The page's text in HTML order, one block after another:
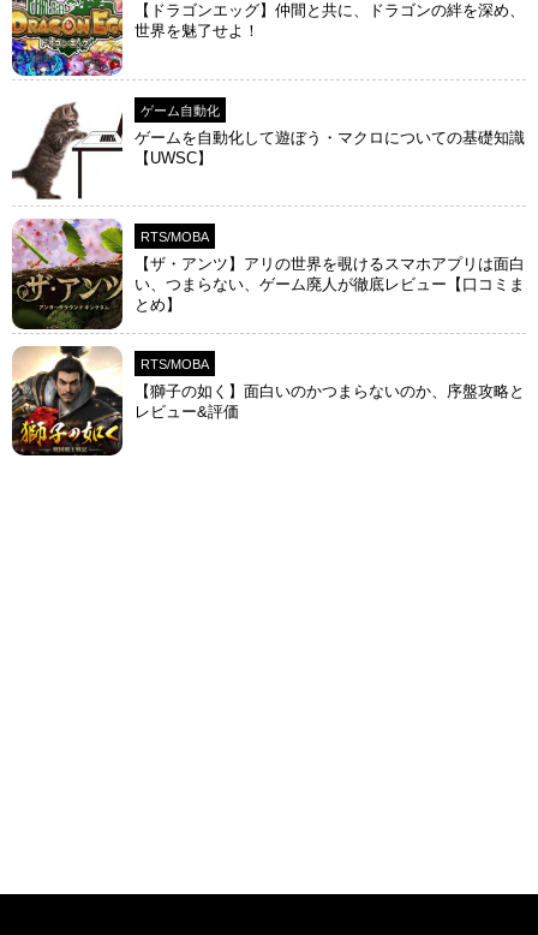
【ドラゴンエッグ】仲間と共に、ドラゴンの絆を深め、
世界を魅了せよ！
ゲーム自動化
ゲームを自動化して遊ぼう・マクロについての基礎知識
【UWSC】
RTS/MOBA
【ザ・アンツ】アリの世界を覗けるスマホアプリは面白
い、つまらない、ゲーム廃人が徹底レビュー【口コミま
とめ】
RTS/MOBA
【獅子の如く】面白いのかつまらないのか、序盤攻略と
レビュー&評価